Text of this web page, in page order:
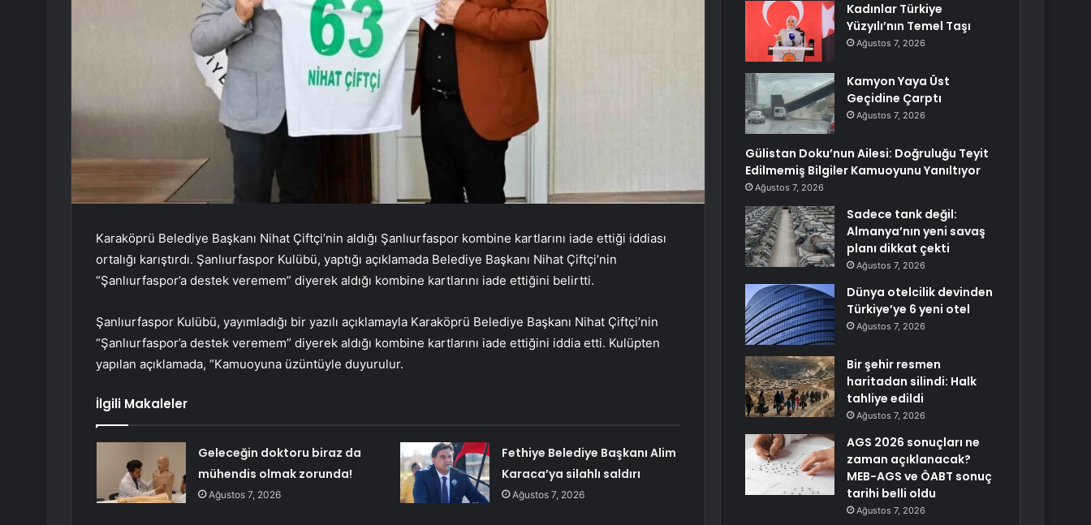
Karaköprü Belediye Başkanı Nihat Çiftçi’nin aldığı Şanlıurfaspor kombine kartlarını iade ettiği iddiası
ortalığı karıştırdı. Şanlıurfaspor Kulübü, yaptığı açıklamada Belediye Başkanı Nihat Çiftçi’nin
“Şanlıurfaspor’a destek veremem” diyerek aldığı kombine kartlarını iade ettiğini belirtti.
Şanlıurfaspor Kulübü, yayımladığı bir yazılı açıklamayla Karaköprü Belediye Başkanı Nihat Çiftçi’nin
“Şanlıurfaspor’a destek veremem” diyerek aldığı kombine kartlarını iade ettiğini iddia etti. Kulüpten
yapılan açıklamada, “Kamuoyuna üzüntüyle duyurulur.
İlgili Makaleler
Geleceğin doktoru biraz da
mühendis olmak zorunda!
Ağustos 7, 2026
Fethiye Belediye Başkanı Alim
Karaca’ya silahlı saldırı
Ağustos 7, 2026
Kadınlar Türkiye
Yüzyılı’nın Temel Taşı
Ağustos 7, 2026
Kamyon Yaya Üst
Geçidine Çarptı
Ağustos 7, 2026
Gülistan Doku’nun Ailesi: Doğruluğu Teyit
Edilmemiş Bilgiler Kamuoyunu Yanıltıyor
Ağustos 7, 2026
Sadece tank değil:
Almanya’nın yeni savaş
planı dikkat çekti
Ağustos 7, 2026
Dünya otelcilik devinden
Türkiye’ye 6 yeni otel
Ağustos 7, 2026
Bir şehir resmen
haritadan silindi: Halk
tahliye edildi
Ağustos 7, 2026
AGS 2026 sonuçları ne
zaman açıklanacak?
MEB-AGS ve ÖABT sonuç
tarihi belli oldu
Ağustos 7, 2026